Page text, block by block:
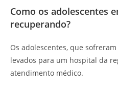
Como os adolescentes
recuperando?
Os adolescentes, que
levados para um hospital da
atendimento médico.